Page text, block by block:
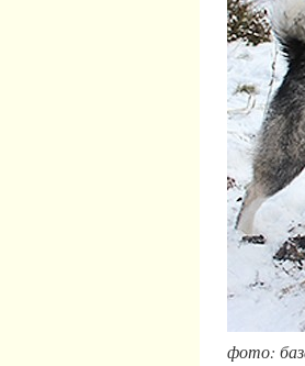
фото: